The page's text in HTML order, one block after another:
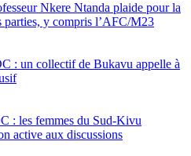
Nkere Ntanda plaide pour la
parties, y compris l’AFC/M23
: un collectif de Bukavu appelle à
: les femmes du Sud-Kivu
active aux discussions